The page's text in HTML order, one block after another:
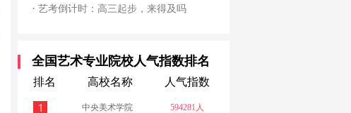
艺考倒计时：高三起步，来得及吗
全国艺术专业院校人气指数排名
排名 高校名称 人气指数
中央美术学院 594281人